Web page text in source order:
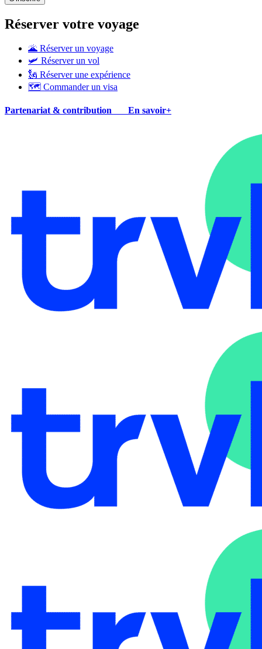
Réserver votre voyage
🌋 Réserver un voyage
🛩 Réserver un vol
🗽 Réserver une expérience
🗺 Commander un visa
Partenariat & contribution En savoir+